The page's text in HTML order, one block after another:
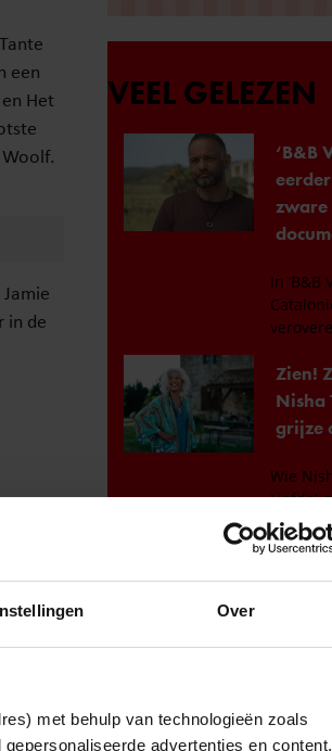
Over
met behulp van technologieën zoals
advertenties en content,
een
Het
in de